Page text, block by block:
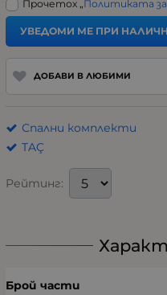
Прочетох „Политиката
УВЕДОМИ МЕ ПРИ
ДОБАВИ В ЛЮБИМИ
Спални комплекти
TAÇ
Рейтинг:
Брой части